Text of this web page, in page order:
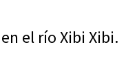
el río Xibi Xibi.